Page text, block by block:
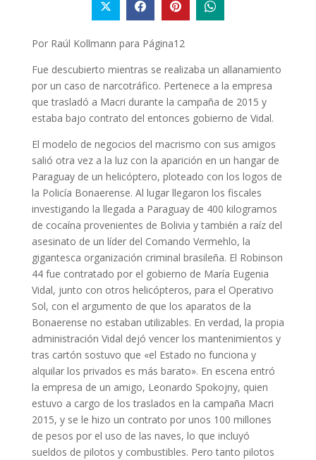
Por Raúl Kollmann para Página12
Fue descubierto mientras se realizaba un allanamiento
por un caso de narcotráfico. Pertenece a la empresa
que trasladó a Macri durante la campaña de 2015 y
estaba bajo contrato del entonces gobierno de Vidal.
El modelo de negocios del macrismo con sus amigos
salió otra vez a la luz con la aparición en un hangar de
Paraguay de un helicóptero, ploteado con los logos de
la Policía Bonaerense. Al lugar llegaron los fiscales
investigando la llegada a Paraguay de 400 kilogramos
de cocaína provenientes de Bolivia y también a raíz del
asesinato de un líder del Comando Vermehlo, la
gigantesca organización criminal brasileña. El Robinson
44 fue contratado por el gobierno de María Eugenia
Vidal, junto con otros helicópteros, para el Operativo
Sol, con el argumento de que los aparatos de la
Bonaerense no estaban utilizables. En verdad, la propia
administración Vidal dejó vencer los mantenimientos y
tras cartón sostuvo que «el Estado no funciona y
alquilar los privados es más barato». En escena entró
la empresa de un amigo, Leonardo Spokojny, quien
estuvo a cargo de los traslados en la campaña Macri
2015, y se le hizo un contrato por unos 100 millones
de pesos por el uso de las naves, lo que incluyó
sueldos de pilotos y combustibles. Pero tanto pilotos